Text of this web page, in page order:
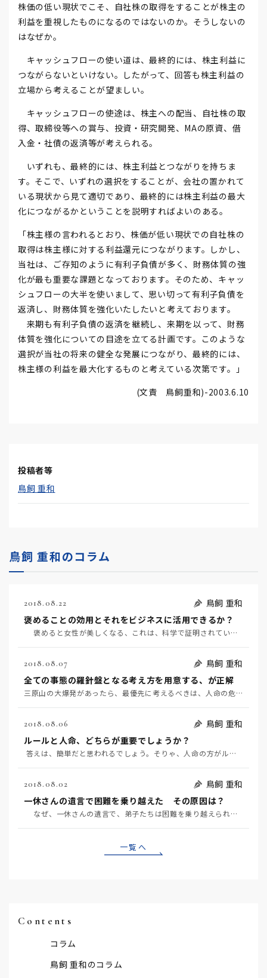
株価の低い現状でこそ、自社株の取得をすることが株主の
利益を重視したものになるのではないのか。そうしないの
はなぜか。
キャッシュフローの使い道は、最終的には、株主利益に
つながらないといけない。したがって、回答も株主利益の
立場から考えることが望ましい。
キャッシュフローの使途は、株主への配当、自社株の取
得、取締役等への賞与、投資・研究開発、MAの原資、借
入金・社債の返済等が考えられる。
いずれも、最終的には、株主利益とつながりを持ちま
す。そこで、いずれの選択をすることが、会社の置かれて
いる現状から見て適切であり、最終的には株主利益の最大
化につながるかということを説明すればよいのある。
「株主様の言われるとおり、株価が低い現状での自社株の
取得は株主様に対する利益還元につながります。しかし、
当社は、ご存知のように有利子負債が多く、財務体質の強
化が最も重要な課題となっております。そのため、キャッ
シュフローの大半を使いまして、思い切って有利子負債を
返済し、財務体質を強化いたしたいと考えております。
来期も有利子負債の返済を継続し、来期を以って、財務
体質を強化についての目途を立てる計画です。このような
選択が当社の将来の健全な発展につながり、最終的には、
株主様の利益を最大化するものと考えている次第です。」
(文責 鳥飼重和)-2003.6.10
投稿者等
鳥飼 重和
鳥飼 重和のコラム
2018.08.22
鳥飼 重和
褒めることの効用とそれをビジネスに活用できるか？
褒めると女性が美しくなる、これは、科学で証明されています。 褒めるのに効用があるため、…
2018.08.07
鳥飼 重和
全ての事態の羅針盤となる考え方を用意する、が正解
三原山の大爆発があったら、最優先に考えるべきは、人命の危険です。次に、適切な回避策を考える、これが人…
2018.08.06
鳥飼 重和
ルールと人命、どちらが重要でしょうか？
答えは、簡単だと思われるでしょう。そりゃ、人命の方がルールよりも重要だよ、となるでしょう…
2018.08.02
鳥飼 重和
一休さんの遺言で困難を乗り越えた その原因は？
なぜ、一休さんの遺言で、弟子たちは困難を乗り越えられたのでしょうか？ その根っこに、人間は、どん…
一覧へ
Contents
コラム
鳥飼 重和のコラム